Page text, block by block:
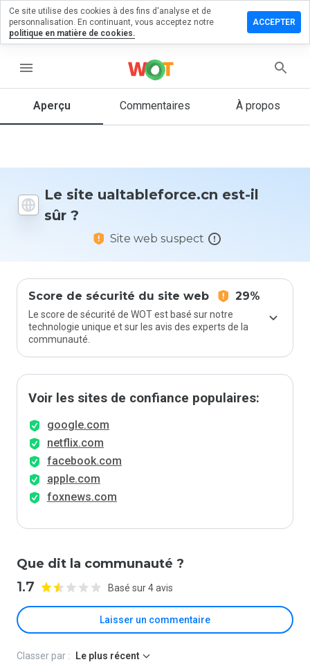
menu
Aperçu Commentaires À propos
Le site ualtableforce.cn est-il
sûr ?
Site web suspect
Score de sécurité du site web 29%
Le score de sécurité de WOT est basé sur notre
technologie unique et sur les avis des experts de la
communauté.
Voir les sites de confiance populaires:
google.com
netflix.com
facebook.com
apple.com
foxnews.com
Que dit la communauté ?
1.7 Basé sur 4 avis
Laisser un commentaire
un
1 et 5
vous à ce
site ?
Classer par : Le plus récent
Ce site utilise des cookies à des fins d'analyse et de
personnalisation. En continuant, vous acceptez notre
politique en matière de cookies.
ACCEPTER